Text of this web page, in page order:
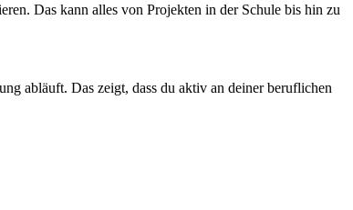
Das kann alles von Projekten in der Schule bis hin zu
abläuft. Das zeigt, dass du aktiv an deiner beruflichen